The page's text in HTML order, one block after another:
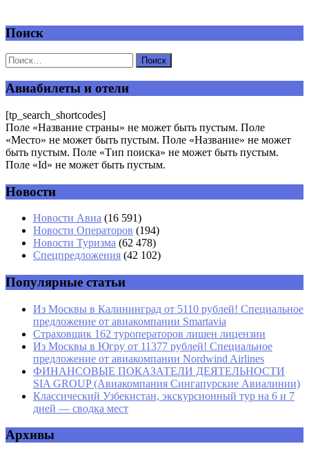
Добавить комментарий
Ваш адрес email не будет опубликован.
Имя *
Email*
Поиск
Авиабилеты и отели
[tp_search_shortcodes]
Поле «Название страны» не может быть пустым. Поле
«Место» не может быть пустым. Поле «Название» не может
быть пустым. Поле «Тип поиска» не может быть пустым.
Поле «Id» не может быть пустым.
Новости
Новости Авиа (16 591)
Новости Операторов (194)
Новости Туризма (62 478)
Спецпредложения (42 102)
Популярные статьи
Из Москвы в Калининград от 5110 рублей! Специальное
предложение от авиакомпании Smartavia
Страховщик 162 туроператоров лишен лицензии
Из Москвы в Югру от 11377 рублей! Специальное
предложение от авиакомпании Nordwind Airlines
ФИНАНСОВЫЕ ПОКАЗАТЕЛИ ДЕЯТЕЛЬНОСТИ
SIA GROUP (Авиакомпания Сингапурские Авиалинии)
Классический Узбекистан, экскурсионный тур на 6 и 7
дней — сводка мест
Архивы